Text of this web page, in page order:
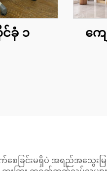
င်ခုံ ၁
ကျ
ေခြင်းမရှိပဲ အရည်အသွေးမ